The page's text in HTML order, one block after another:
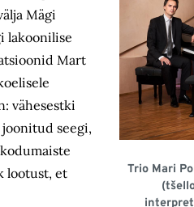
Trio Mari
Mägi
lakoonilise
Mart
vähesestki
seegi,
lootust, et